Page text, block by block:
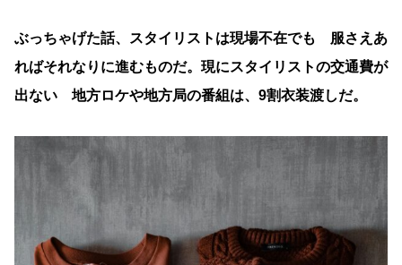
ぶっちゃげた話、スタイリストは現場不在でも 服さえあ
ればそれなりに進むものだ。現にスタイリストの交通費が
出ない 地方ロケや地方局の番組は、9割衣装渡しだ。